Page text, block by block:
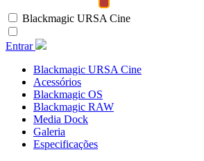
Blackmagic URSA Cine
Entrar
Blackmagic URSA Cine
Acessórios
Blackmagic OS
Blackmagic RAW
Media Dock
Galeria
Especificações